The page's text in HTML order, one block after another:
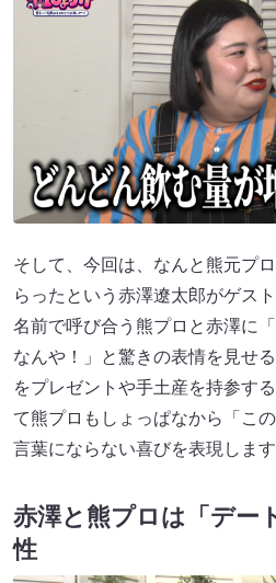
そして、今回は、なんと熊元プ
らったという赤澤遼太郎がゲス
名前で呼び合う熊プロと赤澤に
なんや！」と驚きの表情を見せ
をプレゼントや手土産を持参す
て熊プロもしょっぱなから「
言葉にならない喜びを表現します
赤澤と熊プロは「デー
性